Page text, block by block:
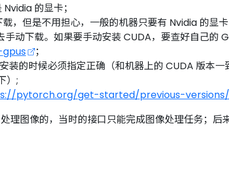
的显卡；
但是不用担心，一般的机器只要有 Nvidia 的显
动下载。如果要手动安装 CUDA，要查好自己的
；
的时候必须指定正确（和机器上的 CUDA 版本
）;
pytorch.org/get-started/previous-versions/
理图像的，当时的接口只能完成图像处理任务；